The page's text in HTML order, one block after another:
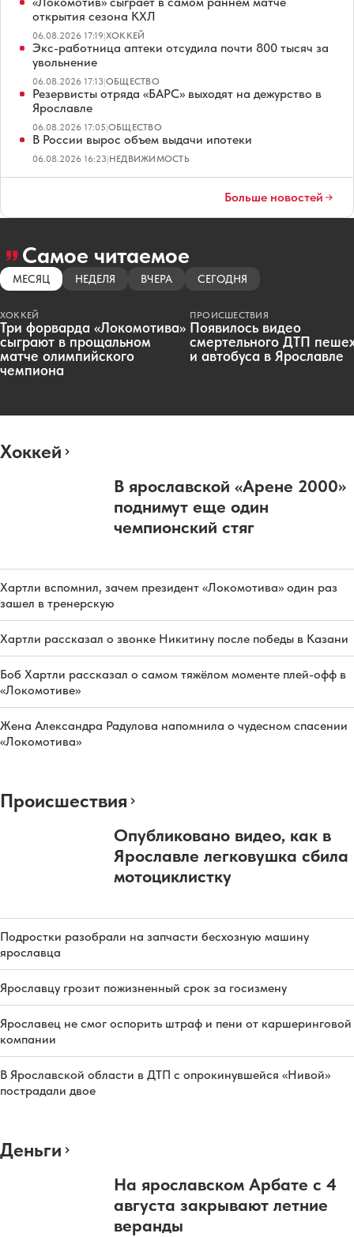
открытия сезона КХЛ
06.08.2026 17:19|ХОККЕЙ
Экс-работница аптеки отсудила почти 800 тысяч за
увольнение
06.08.2026 17:13|ОБЩЕСТВО
Резервисты отряда «БАРС» выходят на дежурство в
Ярославле
06.08.2026 17:05|ОБЩЕСТВО
В России вырос объем выдачи ипотеки
06.08.2026 16:23|НЕДВИЖИМОСТЬ
Больше новостей
Самое читаемое
МЕСЯЦ НЕДЕЛЯ ВЧЕРА СЕГОДНЯ
ХОККЕЙ
Три форварда «Локомотива»
сыграют в прощальном
матче олимпийского
чемпиона
ПРОИСШЕСТВИЯ
Появилось видео
смертельного ДТП
и автобуса в Ярославле
Хоккей
В ярославской «Арене 2000»
поднимут еще один
чемпионский стяг
Хартли вспомнил, зачем президент «Локомотива» один раз
зашел в тренерскую
Хартли рассказал о звонке Никитину после победы в Казани
Боб Хартли рассказал о самом тяжёлом моменте плей-офф в
«Локомотиве»
Жена Александра Радулова напомнила о чудесном спасении
«Локомотива»
Происшествия
Опубликовано видео, как в
Ярославле легковушка сбила
мотоциклистку
Подростки разобрали на запчасти бесхозную машину
ярославца
Ярославцу грозит пожизненный срок за госизмену
Ярославец не смог оспорить штраф и пени от каршеринговой
компании
В Ярославской области в ДТП с опрокинувшейся «Нивой»
пострадали двое
Деньги
На ярославском Арбате с 4
августа закрывают летние
веранды